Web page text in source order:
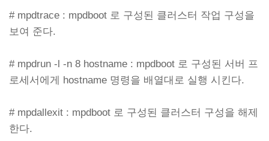
# mpdtrace : mpdboot 로 구성된 클러스터 작업 구성을
보여 준다.
# mpdrun -l -n 8 hostname : mpdboot 로 구성된 서버 프
로세서에게 hostname 명령을 배열대로 실행 시킨다.
# mpdallexit : mpdboot 로 구성된 클러스터 구성을 해제
한다.